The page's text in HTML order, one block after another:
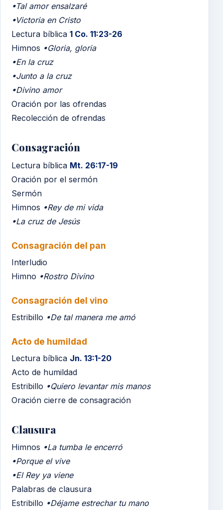
•Tal amor ensalzaré
•Victoria en Cristo
Lectura bíblica 1 Co. 11:23-26
Himnos •Gloria, gloria
•En la cruz
•Junto a la cruz
•Divino amor
Oración por las ofrendas
Recolección de ofrendas
Consagración
Lectura bíblica Mt. 26:17-19
Oración por el sermón
Sermón
Himnos •Rey de mi vida
•La cruz de Jesús
Consagración del pan
Interludio
Himno •Rostro Divino
Consagración del vino
Estribillo •De tal manera me amó
Acto de humildad
Lectura bíblica Jn. 13:1-20
Acto de humildad
Estribillo •Quiero levantar mis manos
Oración cierre de consagración
Clausura
Himnos •La tumba le encerró
•Porque el vive
•El Rey ya viene
Palabras de clausura
Estribillo •Déjame estrechar tu mano